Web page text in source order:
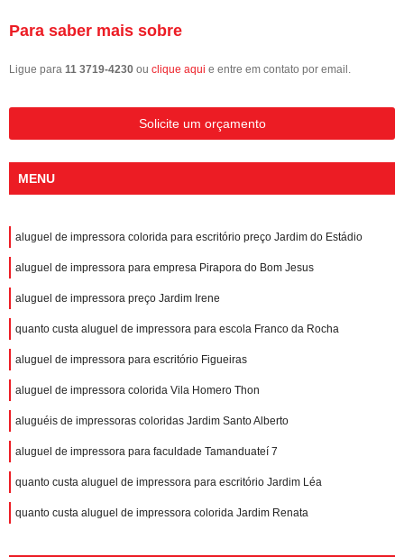
Para saber mais sobre
Ligue para 11 3719-4230 ou clique aqui e entre em contato por email.
Solicite um orçamento
MENU
aluguel de impressora colorida para escritório preço Jardim do Estádio
aluguel de impressora para empresa Pirapora do Bom Jesus
aluguel de impressora preço Jardim Irene
quanto custa aluguel de impressora para escola Franco da Rocha
aluguel de impressora para escritório Figueiras
aluguel de impressora colorida Vila Homero Thon
aluguéis de impressoras coloridas Jardim Santo Alberto
aluguel de impressora para faculdade Tamanduateí 7
quanto custa aluguel de impressora para escritório Jardim Léa
quanto custa aluguel de impressora colorida Jardim Renata